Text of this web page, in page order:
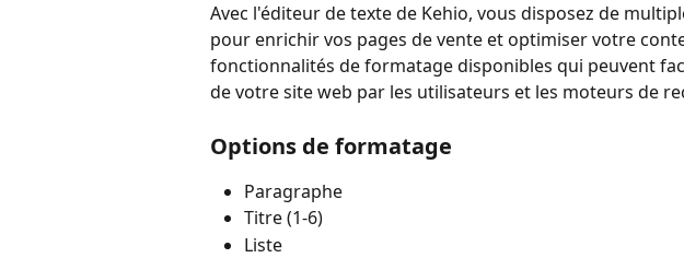
Avec l'éditeur de texte de Kehio, vous disposez de
pour enrichir vos pages de vente et optimiser votre
fonctionnalités de formatage disponibles qui peuvent
de votre site web par les utilisateurs et les moteurs de
Options de formatage
Paragraphe
Titre (1-6)
Liste